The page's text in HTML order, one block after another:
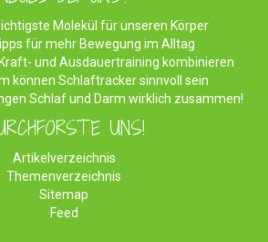
Molekül für unseren Körper
für mehr Bewegung im Alltag
und Ausdauertraining kombinieren
können Schlaftracker sinnvoll sein
Schlaf und Darm wirklich zusammen!
UNS!
Artikelverzeichnis
Themenverzeichnis
Sitemap
Feed